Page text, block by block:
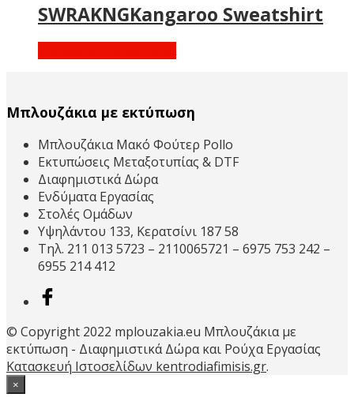
SWRAKNGKangaroo Sweatshirt
Μπλουζάκια με εκτύπωση
Μπλουζάκια Μακό Φούτερ Pollo
Εκτυπώσεις Μεταξοτυπίας & DTF
Διαφημιστικά Δώρα
Ενδύματα Εργασίας
Στολές Ομάδων
Υψηλάντου 133, Κερατσίνι 187 58
Τηλ. 211 013 5723 – 2110065721 – 6975 753 242 –
6955 214 412
© Copyright 2022 mplouzakia.eu Μπλουζάκια με
εκτύπωση - Διαφημιστικά Δώρα και Ρούχα Εργασίας
Κατασκευή Ιστοσελίδων kentrodiafimisis.gr.
×